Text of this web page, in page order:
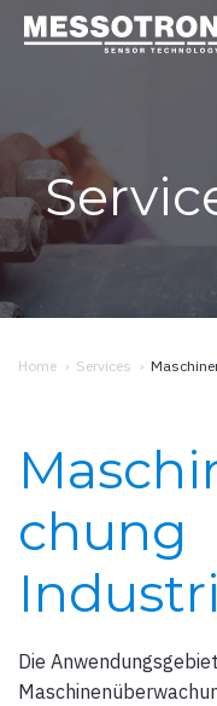
Home › Services ›
chung
Die